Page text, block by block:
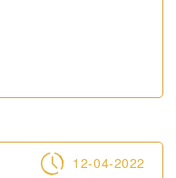
12-04-2022